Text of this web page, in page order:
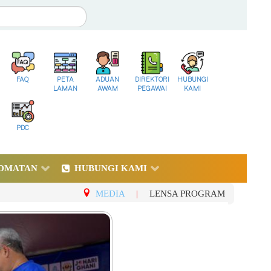
FAQ
PETA
LAMAN
ADUAN
AWAM
DIREKTORI
PEGAWAI
HUBUNGI
KAMI
PDC
HUBUNGI KAMI
MEDIA | LENSA PROGRAM